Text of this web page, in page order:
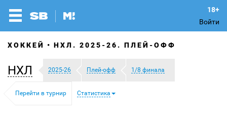
Войти
ХОККЕЙ НХЛ. 2025-26. ПЛЕЙ-ОФФ
НХЛ 2025-26 Плей-офф 1/8 финала
Перейти в турнир Статистика